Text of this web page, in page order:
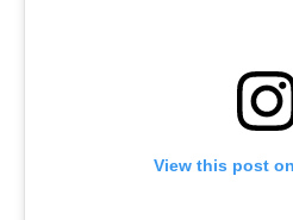
View this post